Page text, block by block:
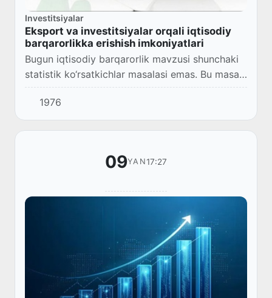
Investitsiyalar
Eksport va investitsiyalar orqali iqtisodiy
barqarorlikka erishish imkoniyatlari
Bugun iqtisodiy barqarorlik mavzusi shunchaki
statistik ko‘rsatkichlar masalasi emas. Bu masala
har bir davlat uchun mustaqil rivojlanish, tashqi
bosimlarga bardoshlilik va uzoq mu...
1976
09YAN17:27